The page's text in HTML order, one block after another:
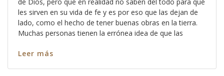
les sirven en su vida de fe y es por eso que las dejan de
lado, como el hecho de tener buenas obras en la tierra.
Muchas personas tienen la errónea idea de que las
Leer más